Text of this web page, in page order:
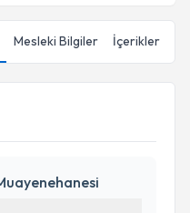
Mesleki Bilgiler İçerikler